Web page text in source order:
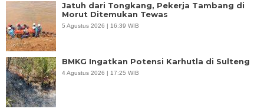
Jatuh dari Tongkang, Pekerja Tambang di
Morut Ditemukan Tewas
5 Agustus 2026 | 16:39 WIB
BMKG Ingatkan Potensi Karhutla di Sulteng
4 Agustus 2026 | 17:25 WIB